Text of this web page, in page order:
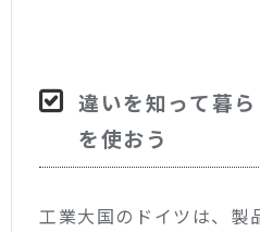
違いを知って暮
を使おう
工業大国のドイツは、製